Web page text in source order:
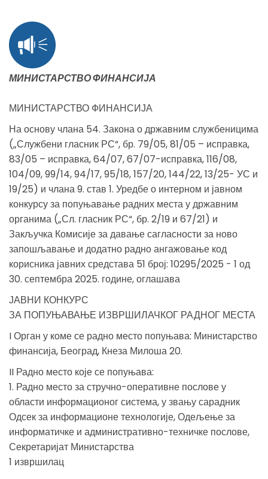
МИНИСТАРСТВО ФИНАНСИЈА
МИНИСТАРСТВО ФИНАНСИЈА
На основу члана 54. Закона о државним службеницима
(„Службени гласник РС“, бр. 79/05, 81/05 – исправка,
83/05 – исправка, 64/07, 67/07-исправка, 116/08,
104/09, 99/14, 94/17, 95/18, 157/20, 144/22, 13/25- УС и
19/25) и члана 9. став 1. Уредбе о интерном и јавном
конкурсу за попуњавање радних места у државним
органима („Сл. гласник РС“, бр. 2/19 и 67/21) и
Закључка Комисије за давање сагласности за ново
запошљавање и додатно радно ангажовање код
корисника јавних средстава 51 број: 10295/2025 - 1 од
30. септембра 2025. године, оглашава
ЈАВНИ КОНКУРС
ЗА ПОПУЊАВАЊЕ ИЗВРШИЛАЧКОГ РАДНОГ МЕСТА
I Орган у коме се радно место попуњава: Министарство
финансија, Београд, Кнеза Милоша 20.
II Радно место које се попуњава:
1. Радно место за стручно-оперативне послове у
области информационог система, у звању сарадник
Одсек за информационе технологије, Одељење за
информатичке и административно-техничке послове,
Секретаријат Министарства
1 извршилац